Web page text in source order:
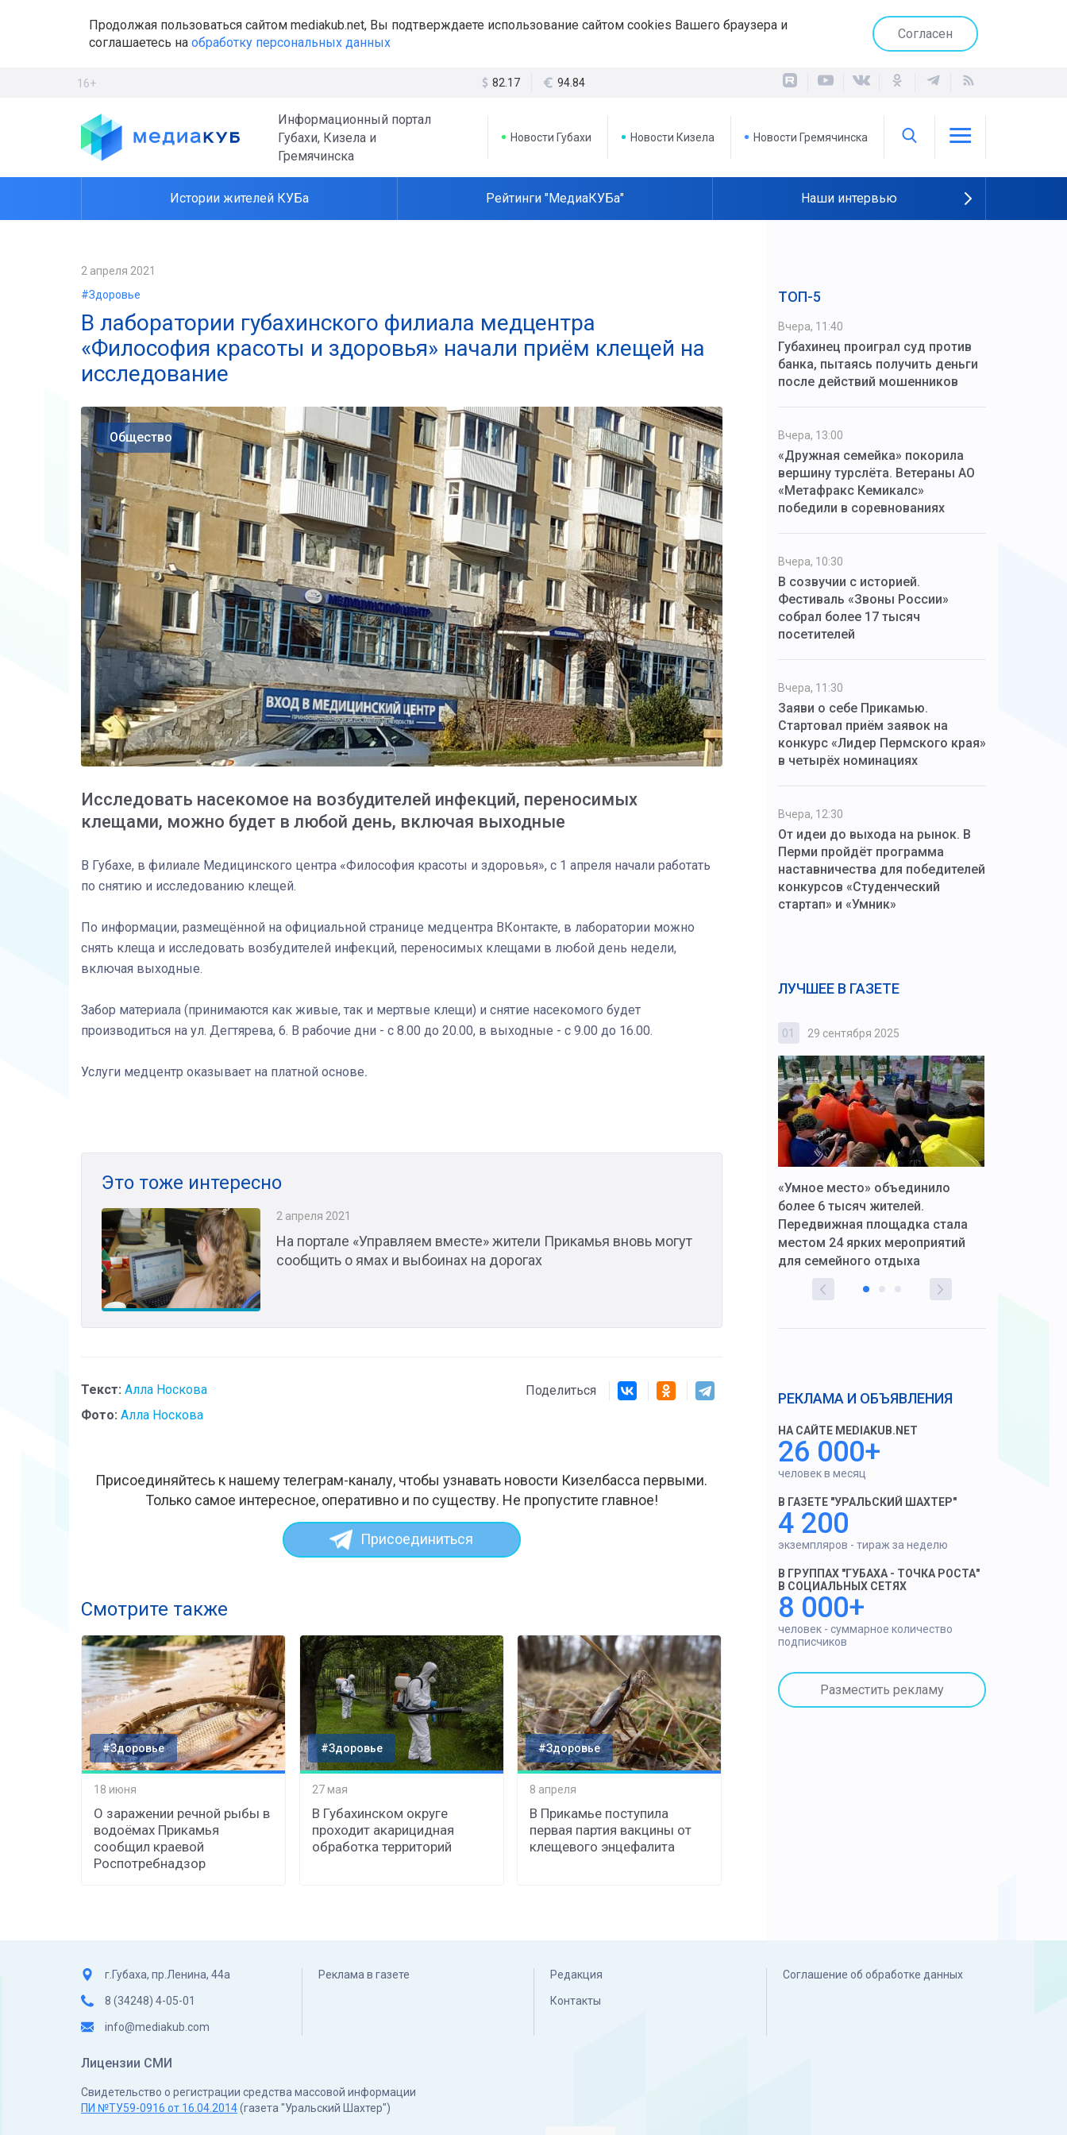
Продолжая пользоваться сайтом mediakub.net, Вы подтверждаете использование сайтом cookies Вашего браузера и
соглашаетесь на обработку персональных данных
Согласен
16+ 82.17 94.84
Информационный портал
Губахи, Кизела и
Гремячинска
Новости Губахи Новости Кизела Новости Гремячинска
Истории жителей КУБа Рейтинги "МедиаКУБа" Наши интервью
2 апреля 2021
#Здоровье
В лаборатории губахинского филиала медцентра
«Философия красоты и здоровья» начали приём клещей на
исследование
Общество
Исследовать насекомое на возбудителей инфекций, переносимых
клещами, можно будет в любой день, включая выходные
В Губахе, в филиале Медицинского центра «Философия красоты и здоровья», с 1 апреля начали работать
по снятию и исследованию клещей.
По информации, размещённой на официальной странице медцентра ВКонтакте, в лаборатории можно
снять клеща и исследовать возбудителей инфекций, переносимых клещами в любой день недели,
включая выходные.
Забор материала (принимаются как живые, так и мертвые клещи) и снятие насекомого будет
производиться на ул. Дегтярева, 6. В рабочие дни - с 8.00 до 20.00, в выходные - с 9.00 до 16.00.
Услуги медцентр оказывает на платной основе.
Это тоже интересно
2 апреля 2021
На портале «Управляем вместе» жители Прикамья вновь могут
сообщить о ямах и выбоинах на дорогах
Текст: Алла Носкова
Фото: Алла Носкова
Поделиться
Присоединяйтесь к нашему телеграм-каналу, чтобы узнавать новости Кизелбасса первыми.
Только самое интересное, оперативно и по существу. Не пропустите главное!
Присоединиться
Смотрите также
#Здоровье
18 июня
О заражении речной рыбы в
водоёмах Прикамья
сообщил краевой
Роспотребнадзор
#Здоровье
27 мая
В Губахинском округе
проходит акарицидная
обработка территорий
#Здоровье
8 апреля
В Прикамье поступила
первая партия вакцины от
клещевого энцефалита
ТОП-5
Вчера, 11:40
Губахинец проиграл суд против
банка, пытаясь получить деньги
после действий мошенников
Вчера, 13:00
«Дружная семейка» покорила
вершину турслёта. Ветераны АО
«Метафракс Кемикалс»
победили в соревнованиях
Вчера, 10:30
В созвучии с историей.
Фестиваль «Звоны России»
собрал более 17 тысяч
посетителей
Вчера, 11:30
Заяви о себе Прикамью.
Стартовал приём заявок на
конкурс «Лидер Пермского края»
в четырёх номинациях
Вчера, 12:30
От идеи до выхода на рынок. В
Перми пройдёт программа
наставничества для победителей
конкурсов «Студенческий
стартап» и «Умник»
ЛУЧШЕЕ В ГАЗЕТЕ
03 4 октября 2025
реальностью свою детскую
01 29 сентября 2025
«Умное место» объединило
более 6 тысяч жителей.
Передвижная площадка стала
местом 24 ярких мероприятий
для семейного отдыха
РЕКЛАМА И ОБЪЯВЛЕНИЯ
НА САЙТЕ MEDIAKUB.NET
26 000+
человек в месяц
В ГАЗЕТЕ "УРАЛЬСКИЙ ШАХТЕР"
4 200
экземпляров - тираж за неделю
В ГРУППАХ "ГУБАХА - ТОЧКА РОСТА"
В СОЦИАЛЬНЫХ СЕТЯХ
8 000+
человек - суммарное количество
подписчиков
Разместить рекламу
г.Губаха, пр.Ленина, 44а
8 (34248) 4-05-01
info@mediakub.com
Реклама в газете Редакция
Контакты
Соглашение об обработке данных
Лицензии СМИ
Свидетельство о регистрации средства массовой информации
ПИ №ТУ59-0916 от 16.04.2014(газета "Уральский Шахтер")